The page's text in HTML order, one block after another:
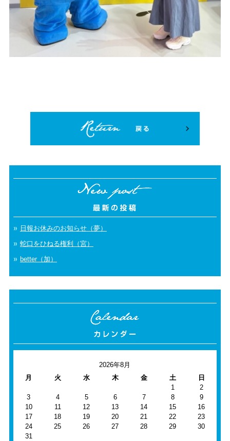
日報お休みのお知らせ（夢）
蛇口をひねる権利（宮）
better（加）
2026年8月
月
火 水 木 金 土
日
1
2
3
4 5 6 7 8
9
10
11 12 13 14 15
16
17
18 19 20 21 22
23
24
25 26 27 28 29
30
31